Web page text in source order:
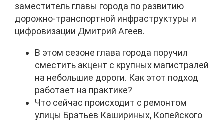
заместитель главы города по развитию
дорожно-транспортной инфраструктуры и
цифровизации Дмитрий Агеев.
В этом сезоне глава города поручил
сместить акцент с крупных магистралей
на небольшие дороги. Как этот подход
работает на практике?
Что сейчас происходит с ремонтом
улицы Братьев Кашириных, Копейского